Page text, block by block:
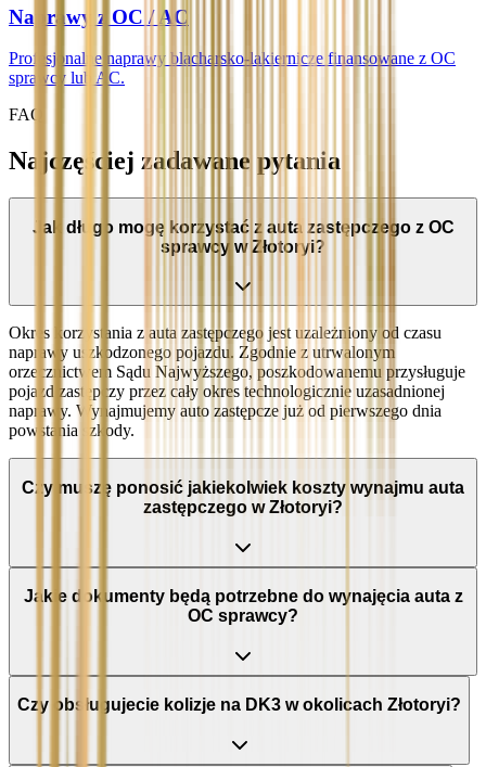
Naprawy z OC / AC
Profesjonalne naprawy blacharsko-lakiernicze finansowane z OC
sprawcy lub AC.
FAQ
Najczęściej zadawane pytania
Jak długo mogę korzystać z auta zastępczego z OC
sprawcy w Złotoryi?
Okres korzystania z auta zastępczego jest uzależniony od czasu
naprawy uszkodzonego pojazdu. Zgodnie z utrwalonym
orzecznictwem Sądu Najwyższego, poszkodowanemu przysługuje
pojazd zastępczy przez cały okres technologicznie uzasadnionej
naprawy. Wynajmujemy auto zastępcze już od pierwszego dnia
powstania szkody.
Czy muszę ponosić jakiekolwiek koszty wynajmu auta
zastępczego w Złotoryi?
Jakie dokumenty będą potrzebne do wynajęcia auta z
OC sprawcy?
Czy obsługujecie kolizje na DK3 w okolicach Złotoryi?